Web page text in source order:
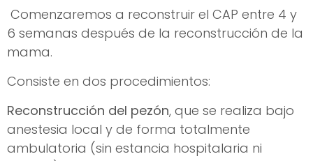
Comenzaremos a reconstruir el CAP entre 4 y
6 semanas después de la reconstrucción de la
mama.
Consiste en dos procedimientos:
Reconstrucción del pezón, que se realiza bajo
anestesia local y de forma totalmente
ambulatoria (sin estancia hospitalaria ni